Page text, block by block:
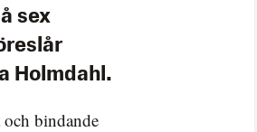
sex
Holmdahl.
bindande